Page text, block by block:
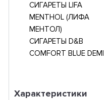
СИГАРЕТЫ LIFA
MENTHOL (ЛИФА
МЕНТОЛ)
СИГАРЕТЫ D&B
COMFORT BLUE DEMI
Характеристики